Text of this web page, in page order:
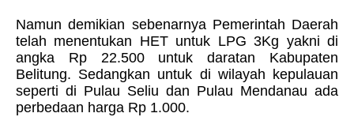
Namun demikian sebenarnya Pemerintah Daerah
telah menentukan HET untuk LPG 3Kg yakni di
angka Rp 22.500 untuk daratan Kabupaten
Belitung. Sedangkan untuk di wilayah kepulauan
seperti di Pulau Seliu dan Pulau Mendanau ada
perbedaan harga Rp 1.000.